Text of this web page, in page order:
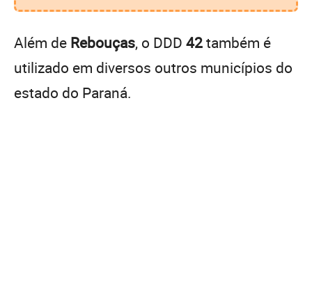
Além de Rebouças, o DDD 42também é
utilizado em diversos outros municípios do
estado do Paraná.